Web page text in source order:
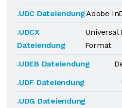
.UDC DateiendungAdobe
.UDCX
Dateiendung
Universal
Format
.UDEB Dateiendung
.UDF Dateiendung
.UDG Dateiendung